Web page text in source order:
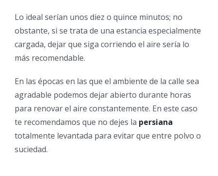
Lo ideal serían unos diez o quince minutos; no
obstante, si se trata de una estancia especialmente
cargada, dejar que siga corriendo el aire sería lo
más recomendable.
En las épocas en las que el ambiente de la calle sea
agradable podemos dejar abierto durante horas
para renovar el aire constantemente. En este caso
te recomendamos que no dejes la persiana
totalmente levantada para evitar que entre polvo o
suciedad.